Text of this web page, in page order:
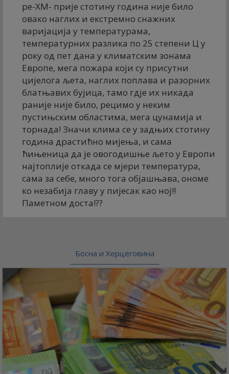
ре-ХМ- прије стотину година није било
овако наглих и екстремно снажних
варијација у температурама,
температурних разлика по 25 степени Ц у
року од пет дана у климатским зонама
Европе, мега пожара који су присутни
цијелога љета, наглих поплава и разорних
блатњавих бујица, тамо гдје их никада
раније није било, рецимо у неким
пустињским областима, мега цунамија и
торнада! Значи клима се у задњих стотину
година драстићно мијења, и сама
ћињеница да је овогодишње љето у Европи
најтоплије откада се мјери температура,
сама за себе, много тога објашњава, ономе
ко незабија главу у пијесак као ној!!
Паметном доста!??
Босна и Херцеговина